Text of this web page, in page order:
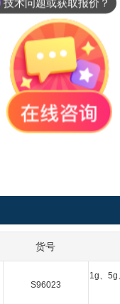
货号
S96023
1g、
技术问题或获取报价？